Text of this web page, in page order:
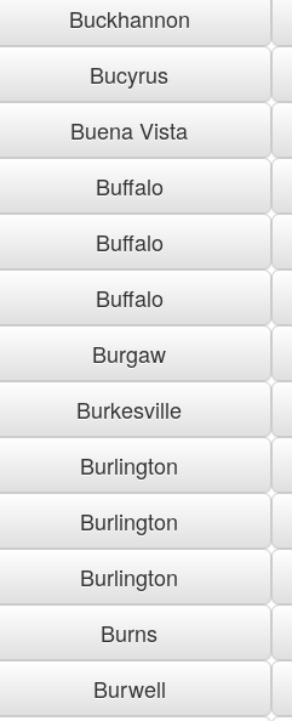
Buckhannon
Bucyrus
Buena Vista
Buffalo
Buffalo
Buffalo
Burgaw
Burkesville
Burlington
Burlington
Burlington
Burns
Burwell